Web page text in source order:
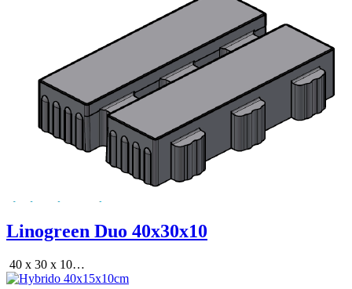
Linogreen Duo 40x30x10
40 x 30 x 10…